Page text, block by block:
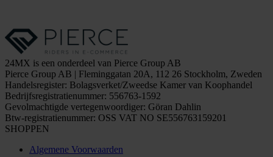
24MX is een onderdeel van Pierce Group AB
Pierce Group AB | Fleminggatan 20A, 112 26 Stockholm, Zweden
Handelsregister: Bolagsverket/Zweedse Kamer van Koophandel
Bedrijfsregistratienummer: 556763-1592
Gevolmachtigde vertegenwoordiger: Göran Dahlin
Btw-registratienummer: OSS VAT NO SE556763159201
SHOPPEN
Algemene Voorwaarden